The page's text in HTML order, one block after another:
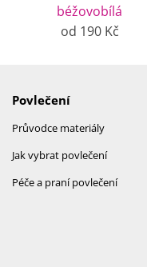
béžovobílá
od 190 Kč
Povlečení
Průvodce materiály
Jak vybrat povlečení
Péče a praní povlečení